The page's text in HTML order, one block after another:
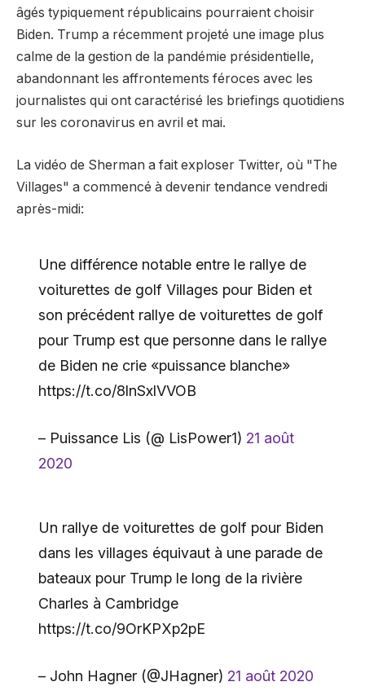
âgés typiquement républicains pourraient choisir
Biden. Trump a récemment projeté une image plus
calme de la gestion de la pandémie présidentielle,
abandonnant les affrontements féroces avec les
journalistes qui ont caractérisé les briefings quotidiens
sur les coronavirus en avril et mai.
La vidéo de Sherman a fait exploser Twitter, où "The
Villages" a commencé à devenir tendance vendredi
après-midi:
Une différence notable entre le rallye de
voiturettes de golf Villages pour Biden et
son précédent rallye de voiturettes de golf
pour Trump est que personne dans le rallye
de Biden ne crie «puissance blanche»
https://t.co/8lnSxlVVOB
– Puissance Lis (@ LisPower1) 21 août
2020
Un rallye de voiturettes de golf pour Biden
dans les villages équivaut à une parade de
bateaux pour Trump le long de la rivière
Charles à Cambridge
https://t.co/9OrKPXp2pE
– John Hagner (@JHagner) 21 août 2020